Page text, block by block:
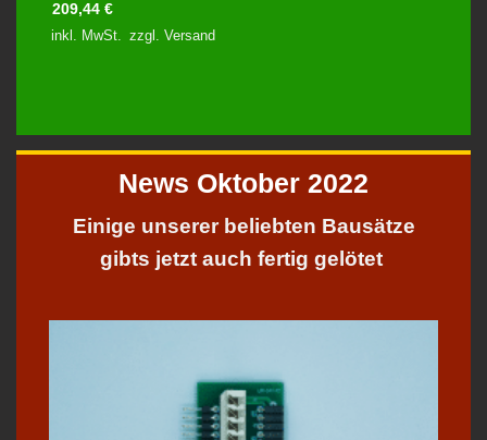
209,44 €
inkl. MwSt. zzgl. Versand
News Oktober 2022
Einige unserer beliebten Bausätze
gibts jetzt auch fertig gelötet